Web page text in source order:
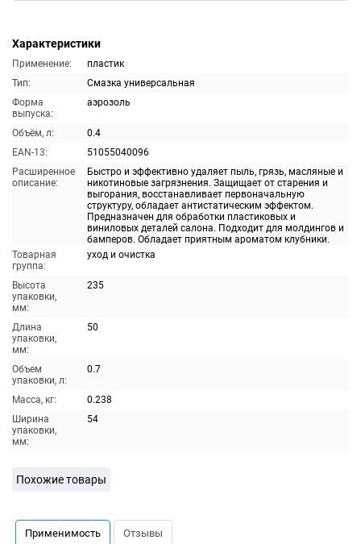
Характеристики
Применение:
пластик
Тип:
Смазка универсальная
Форма
выпуска:
аэрозоль
Объём, л:
0.4
EAN-13:
51055040096
Расширенное
описание:
Быстро и эффективно удаляет пыль, грязь, масляные и
никотиновые загрязнения. Защищает от старения и
выгорания, восстанавливает первоначальную
структуру, обладает антистатическим эффектом.
Предназначен для обработки пластиковых и
виниловых деталей салона. Подходит для молдингов и
бамперов. Обладает приятным ароматом клубники.
Товарная
группа:
уход и очистка
Высота
упаковки,
мм:
235
Длина
упаковки,
мм:
50
Объем
упаковки, л:
0.7
Масса, кг:
0.238
Ширина
упаковки,
мм:
54
Похожие товары
Применимость Отзывы